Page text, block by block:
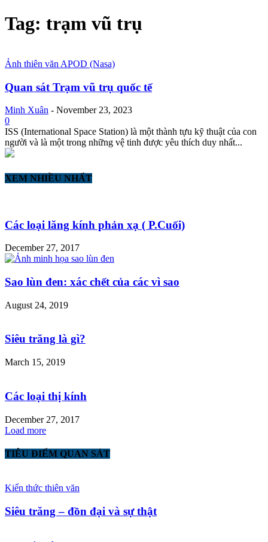
Tag: trạm vũ trụ
Ảnh thiên văn APOD (Nasa)
Quan sát Trạm vũ trụ quốc tế
Minh Xuân - November 23, 2023
0
ISS (International Space Station) là một thành tựu kỹ thuật của con
người và là một trong những vệ tinh được yêu thích duy nhất...
XEM NHIỀU NHẤT
Các loại lăng kính phản xạ ( P.Cuối)
December 27, 2017
Sao lùn đen: xác chết của các vì sao
August 24, 2019
Siêu trăng là gì?
March 15, 2019
Các loại thị kính
December 27, 2017
Load more
TIÊU ĐIỂM QUAN SÁT
Kiến thức thiên văn
Siêu trăng – đồn đại và sự thật